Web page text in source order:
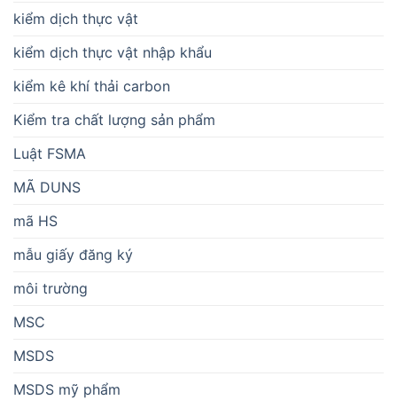
kiểm dịch thực vật
kiểm dịch thực vật nhập khẩu
kiểm kê khí thải carbon
Kiểm tra chất lượng sản phẩm
Luật FSMA
MÃ DUNS
mã HS
mẫu giấy đăng ký
môi trường
MSC
MSDS
MSDS mỹ phẩm